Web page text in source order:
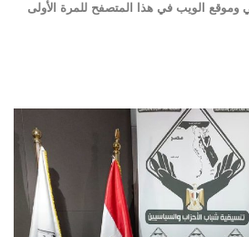
وموقع الويب في هذا المتصفح للمرة الأولى